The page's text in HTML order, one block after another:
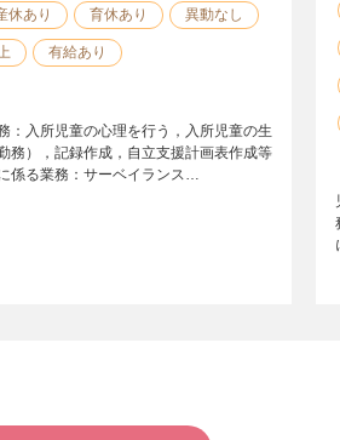
休あり 育休あり 異動なし
有給あり
：入所児童の心理を行う，入所児童の生
務），記録作成，自立支援計画表作成等
係る業務：サーベイランス…